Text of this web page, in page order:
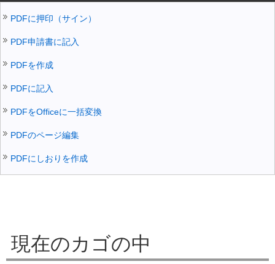
PDFに押印（サイン）
PDF申請書に記入
PDFを作成
PDFに記入
PDFをOfficeに一括変換
PDFのページ編集
PDFにしおりを作成
現在のカゴの中